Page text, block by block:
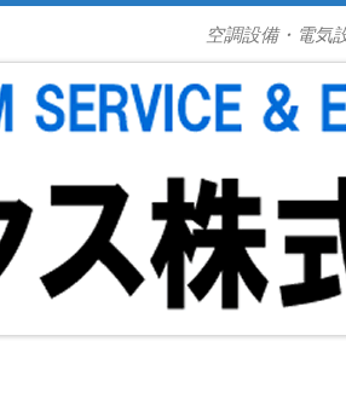
空調設備・電気